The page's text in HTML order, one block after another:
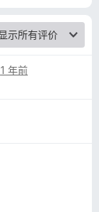
1 年前